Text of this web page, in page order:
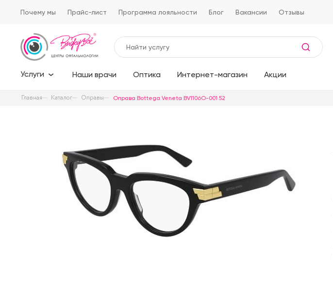
Почему мы Прайс-лист Программа лояльности Блог Вакансии Отзывы
Услуги Наши врачи Оптика Интернет-магазин Акции
Главная Каталог Оправы Оправа Bottega Veneta BV1106O-001 52